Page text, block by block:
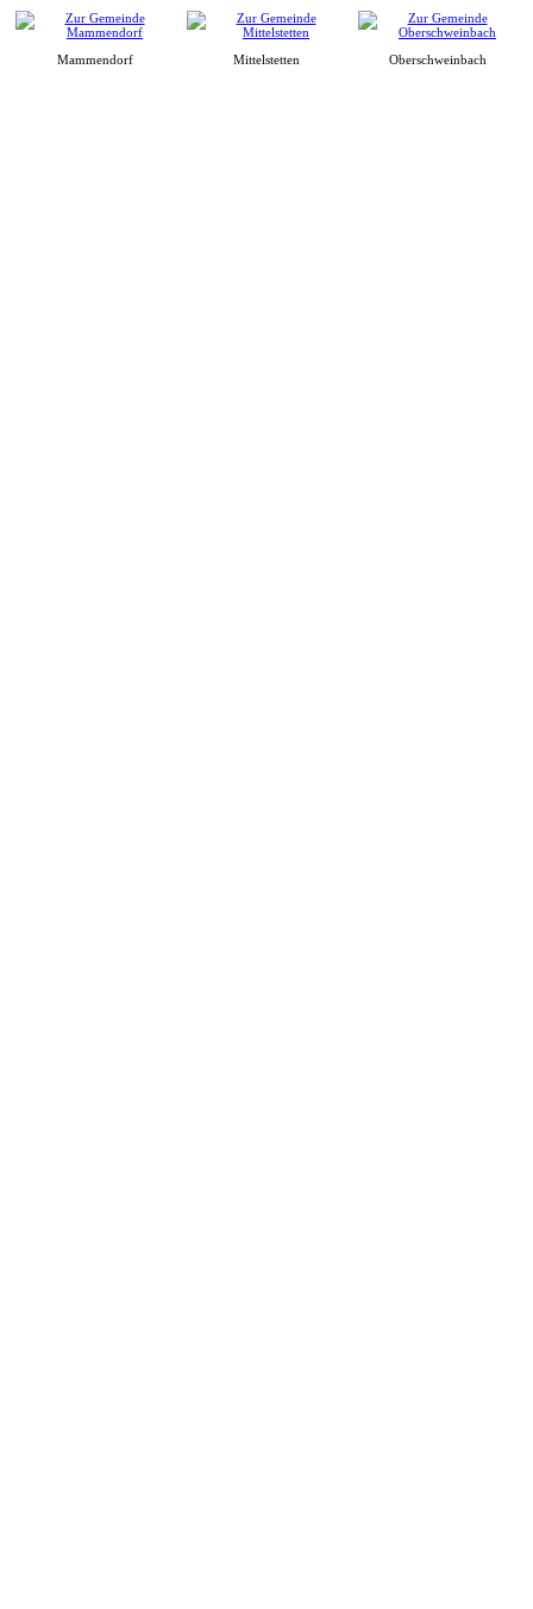
Mammendorf Mittelstetten Oberschweinbach